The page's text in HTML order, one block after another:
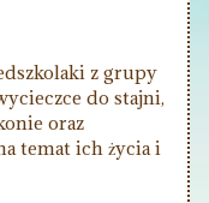
z grupy
do stajni,
oraz
temat ich życia i